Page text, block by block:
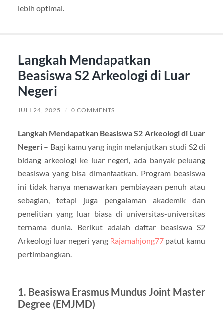
lebih optimal.
Langkah Mendapatkan
Beasiswa S2 Arkeologi di Luar
Negeri
JULI 24, 2025 / 0 COMMENTS
Langkah Mendapatkan Beasiswa S2 Arkeologi di Luar
Negeri– Bagi kamu yang ingin melanjutkan studi S2 di
bidang arkeologi ke luar negeri, ada banyak peluang
beasiswa yang bisa dimanfaatkan. Program beasiswa
ini tidak hanya menawarkan pembiayaan penuh atau
sebagian, tetapi juga pengalaman akademik dan
penelitian yang luar biasa di universitas-universitas
ternama dunia. Berikut adalah daftar beasiswa S2
Arkeologi luar negeri yang Rajamahjong77patut kamu
pertimbangkan.
1. Beasiswa Erasmus Mundus Joint Master
Degree (EMJMD)